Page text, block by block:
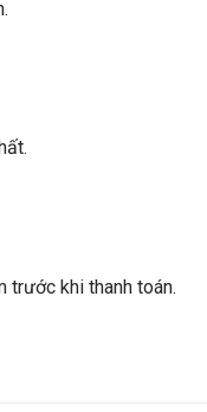
trước khi thanh toán.